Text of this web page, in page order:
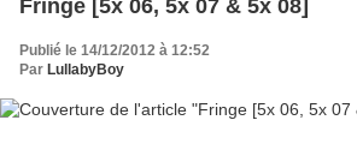
Fringe [5x 06, 5x 07 & 5x 08]
Publié le 14/12/2012 à 12:52
Par LullabyBoy